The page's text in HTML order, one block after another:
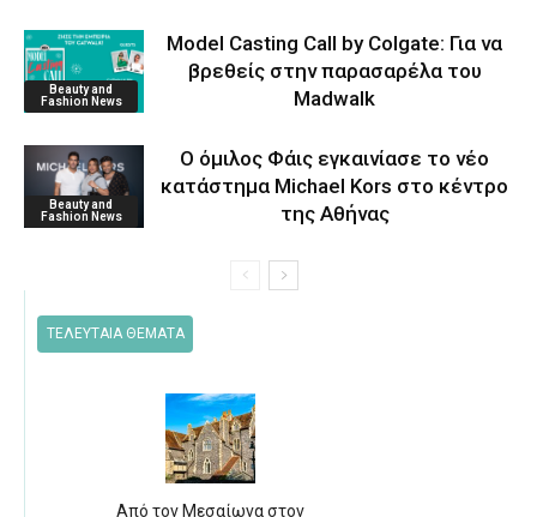
Beauty and
Fashion News
Model Casting Call by Colgate: Για να
βρεθείς στην παρασαρέλα του
Μadwalk
Beauty and
Fashion News
O όμιλος Φάις εγκαινίασε το νέο
κατάστημα Michael Kors στο κέντρο
της Αθήνας
ΤΕΛΕΥΤΑΙΑ ΘΕΜΑΤΑ
Από τον Μεσαίωνα στον